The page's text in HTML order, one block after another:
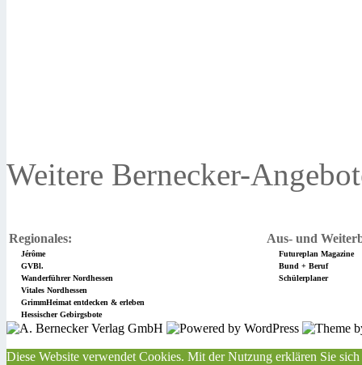
Weitere Bernecker-
Regionales: Aus- und
Jérôme
Futureplan Magazine
GVBl.
Bund + Beruf
Wanderführer Nordhessen
Schülerplaner
Vitales Nordhessen
GrimmHeimat entdecken & erleben
Hessischer Gebirgsbote
Diese Website verwendet Cookies. Mit der Nutzung erklären Sie